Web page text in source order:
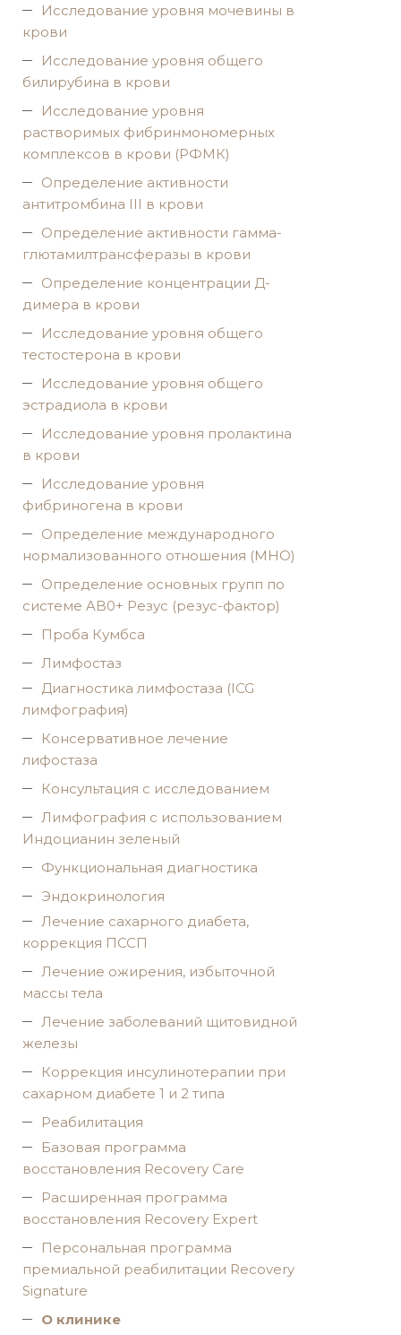
Исследование уровня мочевины в
крови
Исследование уровня общего
билирубина в крови
Исследование уровня
растворимых фибринмономерных
комплексов в крови (РФМК)
Определение активности
антитромбина III в крови
Определение активности гамма-
глютамилтрансферазы в крови
Определение концентрации Д-
димера в крови
Исследование уровня общего
тестостерона в крови
Исследование уровня общего
эстрадиола в крови
Исследование уровня пролактина
в крови
Исследование уровня
фибриногена в крови
Определение международного
нормализованного отношения (МНО)
Определение основных групп по
системе AB0+ Резус (резус-фактор)
Проба Кумбса
Лимфостаз
Диагностика лимфостаза (ICG
лимфография)
Консервативное лечение
лифостаза
Консультация с исследованием
Лимфография с использованием
Индоцианин зеленый
Функциональная диагностика
Эндокринология
Лечение сахарного диабета,
коррекция ПССП
Лечение ожирения, избыточной
массы тела
Лечение заболеваний щитовидной
железы
Коррекция инсулинотерапии при
сахарном диабете 1 и 2 типа
Реабилитация
Базовая программа
восстановления Recovery Care
Расширенная программа
восстановления Recovery Expert
Персональная программа
премиальной реабилитации Recovery
Signature
O клинике